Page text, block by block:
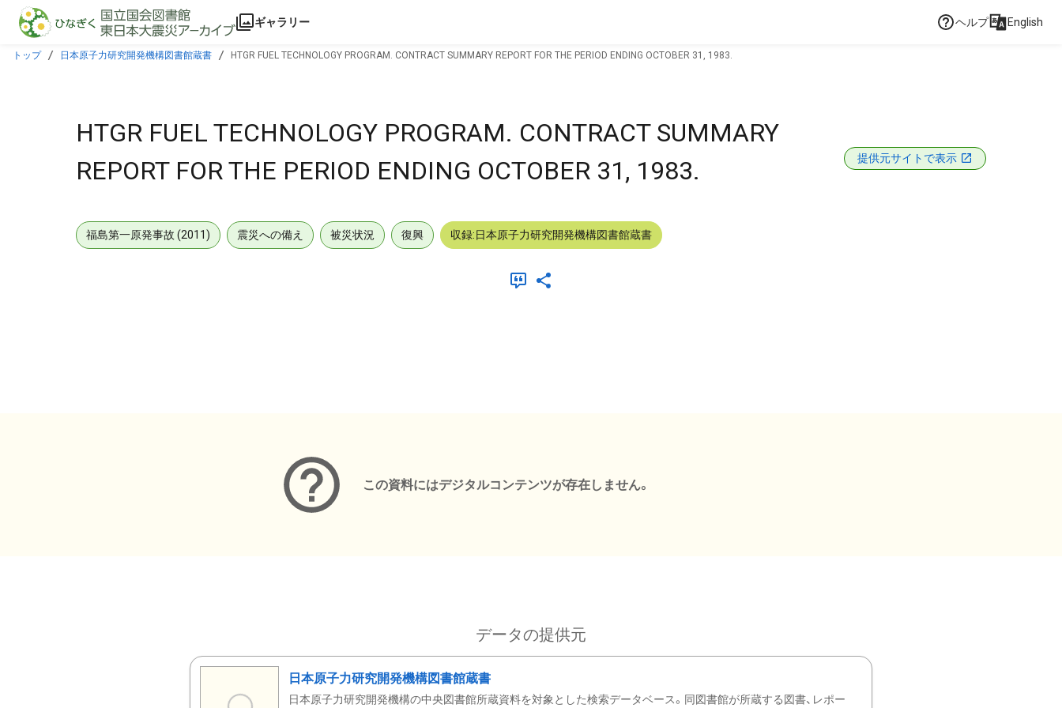
本文に飛ぶ
ギャラリー ヘルプ English
トップ 日本原子力研究開発機構図書館蔵書 HTGR FUEL TECHNOLOGY PROGRAM. CONTRACT SUMMARY REPORT FOR THE PERIOD ENDING OCTOBER 31, 1983.
HTGR FUEL TECHNOLOGY PROGRAM. CONTRACT SUMMARY
REPORT FOR THE PERIOD ENDING OCTOBER 31, 1983.
提供元サイトで表示
福島第一原発事故 (2011) 震災への備え 被災状況 復興 収録:日本原子力研究開発機構図書館蔵書
この資料にはデジタルコンテンツが存在しません。
データの提供元
日本原子力研究開発機構図書館蔵書
日本原子力研究開発機構の中央図書館所蔵資料を対象とした検索データベース。同図書館が所蔵する図書、レポー